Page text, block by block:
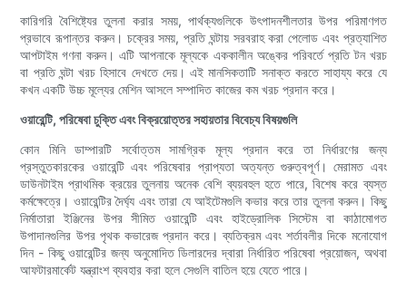
কারিগরি বৈশিষ্ট্যের তুলনা করার সময়, পার্থক্যগুলিকে উৎপাদনশীলতার উপর পরিমাণগত
প্রভাবে রূপান্তর করুন। চক্রের সময়, প্রতি ঘন্টায় সরবরাহ করা পেলোড এবং প্রত্যাশিত
আপটাইম গণনা করুন। এটি আপনাকে মূল্যকে এককালীন অঙ্কের পরিবর্তে প্রতি টন খরচ
বা প্রতি ঘন্টা খরচ হিসাবে দেখতে দেয়। এই মানসিকতাটি সনাক্ত করতে সাহায্য করে যে
কখন একটি উচ্চ মূল্যের মেশিন আসলে সম্পাদিত কাজের কম খরচ প্রদান করে।
ওয়ারেন্টি, পরিষেবা চুক্তি এবং বিক্রয়োত্তর সহায়তার বিবেচ্য বিষয়গুলি
কোন মিনি ডাম্পারটি সর্বোত্তম সামগ্রিক মূল্য প্রদান করে তা নির্ধারণের জন্য
প্রস্তুতকারকের ওয়ারেন্টি এবং পরিষেবার প্রাপ্যতা অত্যন্ত গুরুত্বপূর্ণ। মেরামত এবং
ডাউনটাইম প্রাথমিক ক্রয়ের তুলনায় অনেক বেশি ব্যয়বহুল হতে পারে, বিশেষ করে ব্যস্ত
কর্মক্ষেত্রে। ওয়ারেন্টির দৈর্ঘ্য এবং তারা যে আইটেমগুলি কভার করে তার তুলনা করুন। কিছু
নির্মাতারা ইঞ্জিনের উপর সীমিত ওয়ারেন্টি এবং হাইড্রোলিক সিস্টেম বা কাঠামোগত
উপাদানগুলির উপর পৃথক কভারেজ প্রদান করে। ব্যতিক্রম এবং শর্তাবলীর দিকে মনোযোগ
দিন - কিছু ওয়ারেন্টির জন্য অনুমোদিত ডিলারদের দ্বারা নির্ধারিত পরিষেবা প্রয়োজন, অথবা
আফটারমার্কেট যন্ত্রাংশ ব্যবহার করা হলে সেগুলি বাতিল হয়ে যেতে পারে।